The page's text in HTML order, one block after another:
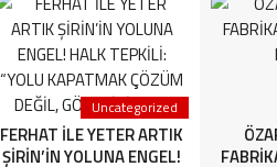
16:44 -
Uncategorized
FERHAT İLE YETER ARTIK
ŞİRİN’İN YOLUNA ENGEL!